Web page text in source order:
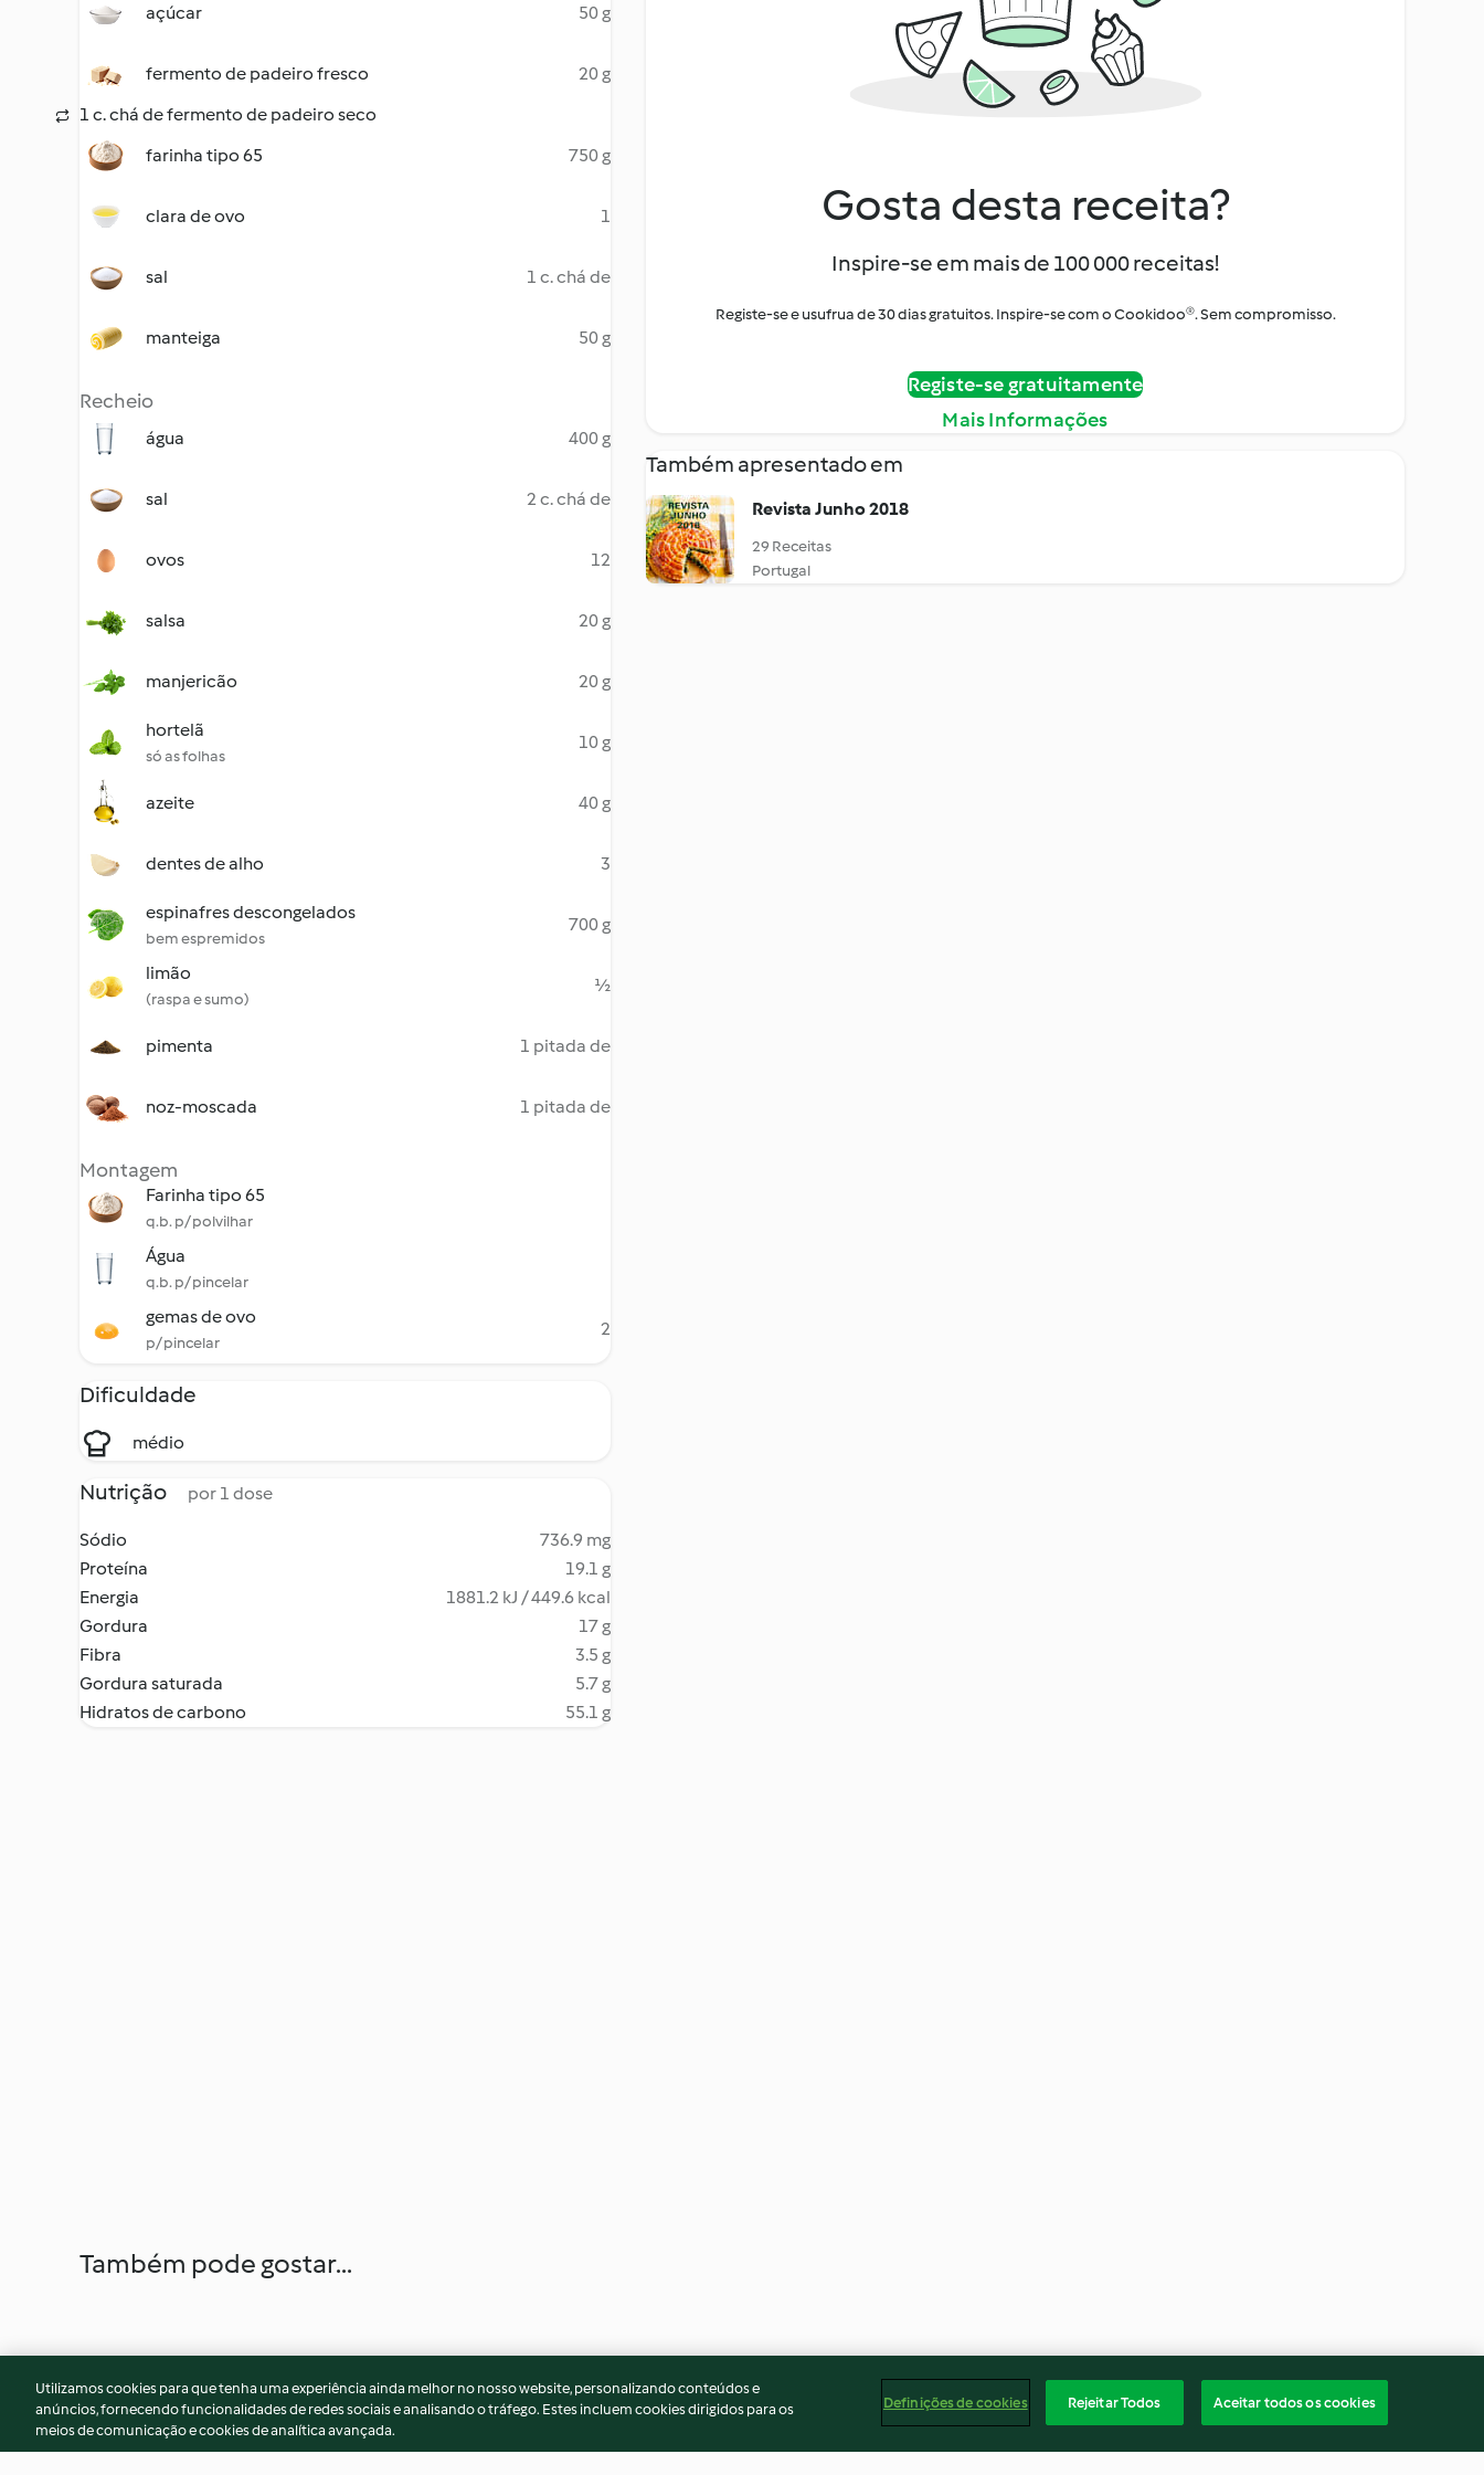
açúcar 50 g
fermento de padeiro fresco
20 g
1 c. chá de fermento de padeiro seco
farinha tipo 65
750 g
clara de ovo 1
sal 1 c. chá de
manteiga 50 g
Recheio
água 400 g
sal 2 c. chá de
ovos 12
salsa 20 g
manjericão 20 g
hortelã
só as folhas
10 g
azeite 40 g
dentes de alho 3
espinafres descongelados
bem espremidos
700 g
limão
(raspa e sumo)
½
pimenta 1 pitada de
noz-moscada 1 pitada de
Montagem
Farinha tipo 65
q.b. p/ polvilhar
Água
q.b. p/ pincelar
gemas de ovo
p/ pincelar
2
Dificuldade
médio
Nutrição por 1 dose
Sódio
736.9 mg
Proteína
19.1 g
Energia
1881.2 kJ / 449.6 kcal
Gordura
17 g
Fibra
3.5 g
Gordura saturada
5.7 g
Hidratos de carbono
55.1 g
Gosta desta receita?
Inspire-se em mais de 100 000 receitas!
Registe-se e usufrua de 30 dias gratuitos. Inspire-se com o Cookidoo®. Sem compromisso.
Registe-se gratuitamente
Mais Informações
Também apresentado em
Revista Junho 2018
29 Receitas
Portugal
Também pode gostar...
Utilizamos cookies para que tenha uma experiência ainda melhor no nosso website, personalizando conteúdos e
anúncios, fornecendo funcionalidades de redes sociais e analisando o tráfego. Estes incluem cookies dirigidos para os
meios de comunicação e cookies de analítica avançada.
Definições de cookies Rejeitar Todos Aceitar todos os cookies